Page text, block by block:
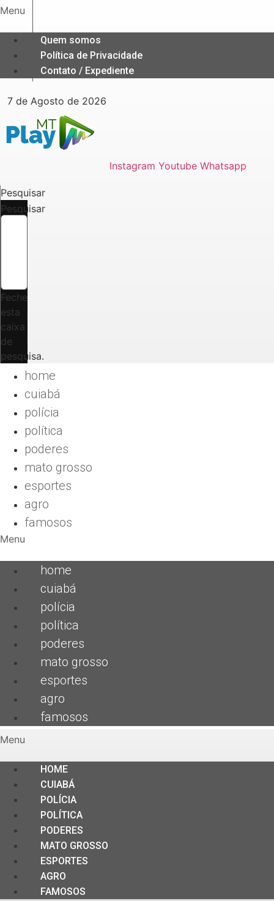
Ir
o
conteúdo
Menu
Quem somos
Política de Privacidade
Contato / Expediente
7 de Agosto de 2026
Instagram Youtube Whatsapp
Pesquisar
Pesquisar
Feche
esta
caixa
de
pesquisa.
home
cuiabá
polícia
política
poderes
mato grosso
esportes
agro
famosos
Menu
home
cuiabá
polícia
política
poderes
mato grosso
esportes
agro
famosos
Menu
HOME
CUIABÁ
POLÍCIA
POLÍTICA
PODERES
MATO GROSSO
ESPORTES
AGRO
FAMOSOS